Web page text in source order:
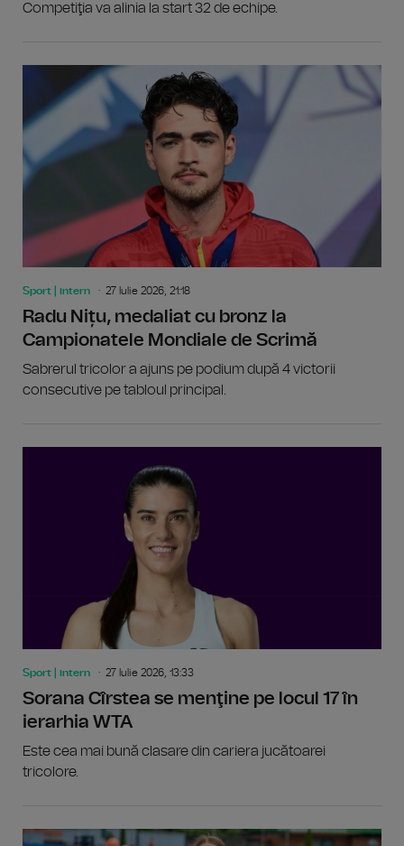
Competiţia va alinia la start 32 de echipe.
Sport | intern 27 Iulie 2026, 21:18
Radu Nițu, medaliat cu bronz la
Campionatele Mondiale de Scrimă
Sabrerul tricolor a ajuns pe podium după 4 victorii
consecutive pe tabloul principal.
Sport | intern 27 Iulie 2026, 13:33
Sorana Cîrstea se menţine pe locul 17 în
ierarhia WTA
Este cea mai bună clasare din cariera jucătoarei
tricolore.